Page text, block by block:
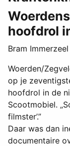
hoofdrol
Bram Immerzeel
Woerden/
op je
hoofdrol in de
Scootmobiel.
filmster’.”
Daar was dan
documentaire